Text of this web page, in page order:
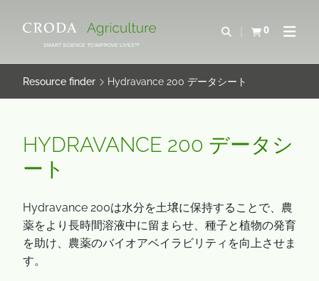
CONTENIDOSMART SCIENCE TO IMPROVE LIVES™
Abrir0
Ver carritoAbrir
Resource finder Hydravance 200 データシート
HYDRAVANCE 200 データシ
ート
Hydravance 200は水分を土壌に保持することで、農
薬をより長時間溶液中に留まらせ、種子と植物の発育
を助け、農薬のバイオアベイラビリティを向上させま
す。